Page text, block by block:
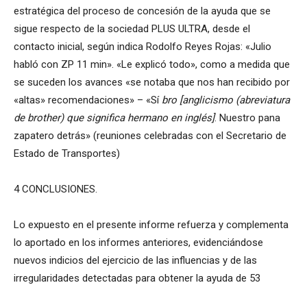
estratégica del proceso de concesión de la ayuda que se
sigue respecto de la sociedad PLUS ULTRA, desde el
contacto inicial, según indica Rodolfo Reyes Rojas: «Julio
habló con ZP 11 min». «Le explicó todo», como a medida que
se suceden los avances «se notaba que nos han recibido por
«altas» recomendaciones» – «Sí bro [anglicismo (abreviatura
de brother) que significa hermano en inglés]. Nuestro pana
zapatero detrás» (reuniones celebradas con el Secretario de
Estado de Transportes)
4 CONCLUSIONES.
Lo expuesto en el presente informe refuerza y complementa
lo aportado en los informes anteriores, evidenciándose
nuevos indicios del ejercicio de las influencias y de las
irregularidades detectadas para obtener la ayuda de 53